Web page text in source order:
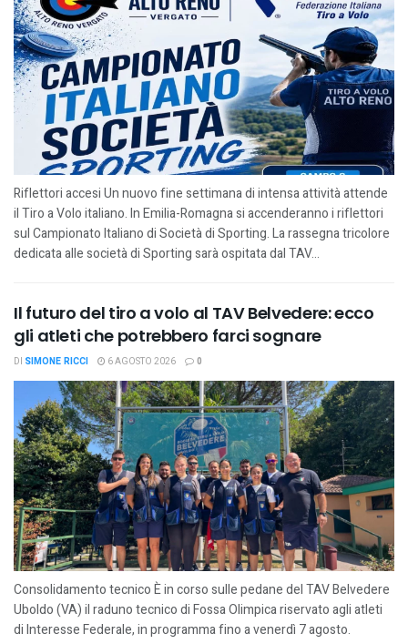
Riflettori accesi Un nuovo fine settimana di intensa attività attende
il Tiro a Volo italiano. In Emilia-Romagna si accenderanno i riflettori
sul Campionato Italiano di Società di Sporting. La rassegna tricolore
dedicata alle società di Sporting sarà ospitata dal TAV...
Il futuro del tiro a volo al TAV Belvedere: ecco
gli atleti che potrebbero farci sognare
DI SIMONE RICCI 6 AGOSTO 2026 0
Consolidamento tecnico È in corso sulle pedane del TAV Belvedere
Uboldo (VA) il raduno tecnico di Fossa Olimpica riservato agli atleti
di Interesse Federale, in programma fino a venerdì 7 agosto.